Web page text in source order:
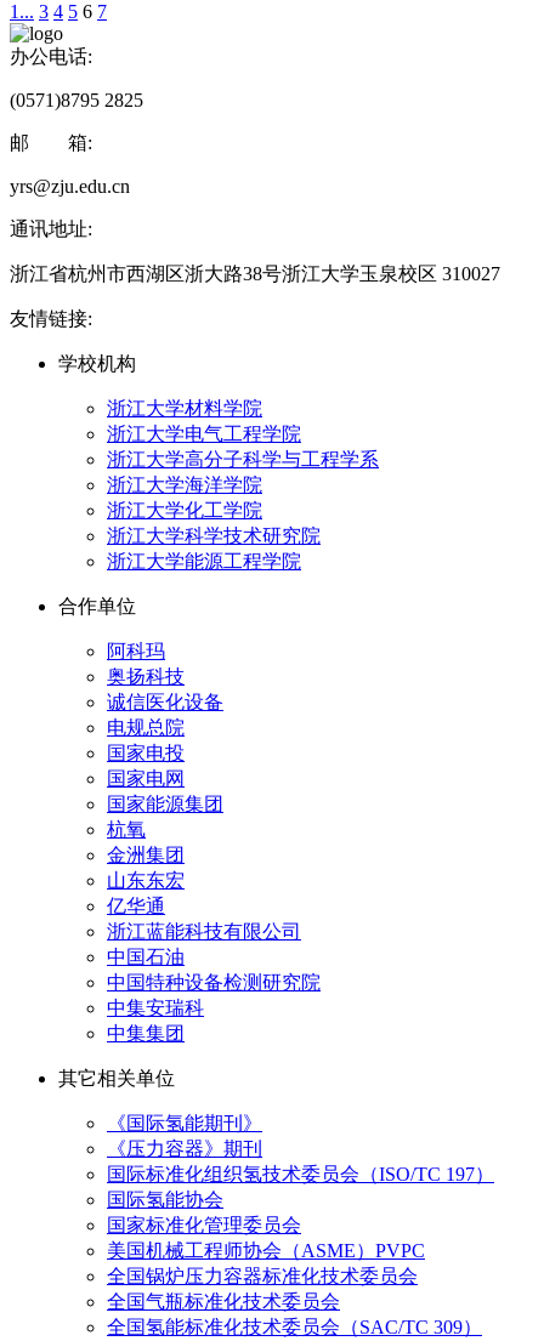
1... 3 4 5 6 7
办公电话:
(0571)8795 2825
邮 箱:
yrs@zju.edu.cn
通讯地址:
浙江省杭州市西湖区浙大路38号浙江大学玉泉校区 310027
友情链接:
学校机构
浙江大学材料学院
浙江大学电气工程学院
浙江大学高分子科学与工程学系
浙江大学海洋学院
浙江大学化工学院
浙江大学科学技术研究院
浙江大学能源工程学院
合作单位
阿科玛
奥扬科技
诚信医化设备
电规总院
国家电投
国家电网
国家能源集团
杭氧
金洲集团
山东东宏
亿华通
浙江蓝能科技有限公司
中国石油
中国特种设备检测研究院
中集安瑞科
中集集团
其它相关单位
《国际氢能期刊》
《压力容器》期刊
国际标准化组织氢技术委员会（ISO/TC 197）
国际氢能协会
国家标准化管理委员会
美国机械工程师协会（ASME）PVPC
全国锅炉压力容器标准化技术委员会
全国气瓶标准化技术委员会
全国氢能标准化技术委员会（SAC/TC 309）